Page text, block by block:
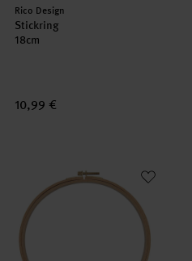
Hersteller:
Rico Design
Stickring
18cm
10,99 €